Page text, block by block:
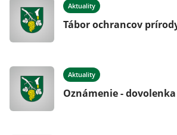
Aktuality
Tábor ochrancov
Aktuality
Oznámenie - dovolenka